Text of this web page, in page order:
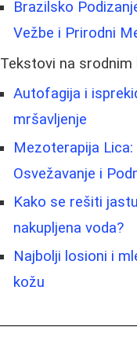
Brazilsko
Vežbe i Prirodni
Tekstovi na srodnim
Autofagija i
mršavljenje
Mezoterapija
Osvežavanje i
Kako se rešiti
nakupljena voda?
Najbolji losioni i
kožu